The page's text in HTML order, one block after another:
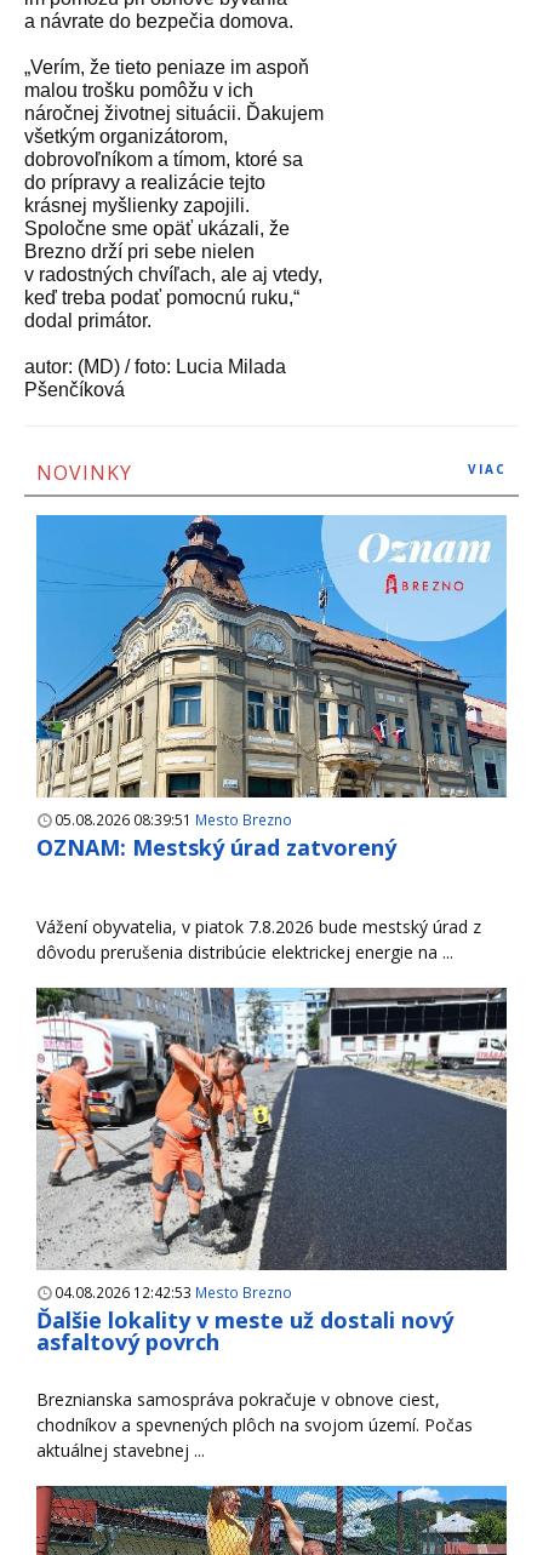
a návrate do bezpečia domova.
„Verím, že tieto peniaze im aspoň
malou trošku pomôžu v ich
náročnej životnej situácii. Ďakujem
všetkým organizátorom,
dobrovoľníkom a tímom, ktoré sa
do prípravy a realizácie tejto
krásnej myšlienky zapojili.
Spoločne sme opäť ukázali, že
Brezno drží pri sebe nielen
v radostných chvíľach, ale aj vtedy,
keď treba podať pomocnú ruku,“
dodal primátor.
autor: (MD) / foto: Lucia Milada
Pšenčíková
NOVINKY VIAC
05.08.2026 08:39:51 Mesto Brezno
OZNAM: Mestský úrad zatvorený
Vážení obyvatelia, v piatok 7.8.2026 bude mestský úrad z
dôvodu prerušenia distribúcie elektrickej energie na ...
04.08.2026 12:42:53 Mesto Brezno
Ďalšie lokality v meste už dostali nový
asfaltový povrch
Breznianska samospráva pokračuje v obnove ciest,
chodníkov a spevnených plôch na svojom území. Počas
aktuálnej stavebnej ...